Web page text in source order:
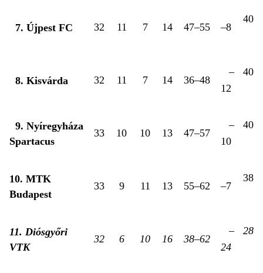
7. Újpest FC 32 11 7 14 47–55 –8
40
8. Kisvárda 32 11 7 14 36–48
–
12
40
9. Nyíregyháza
Spartacus
33 10 10 13 47–57
–
10
40
10. MTK
Budapest
33 9 11 13 55–62 –7
38
11. Diósgyőri
VTK
32 6 10 16 38–62
–
24
28